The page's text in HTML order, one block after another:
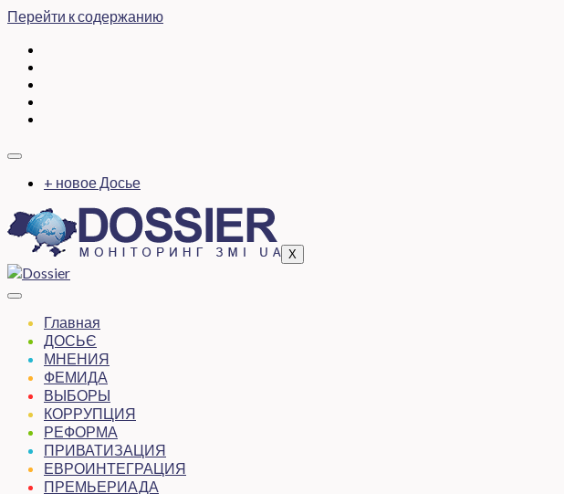
Перейти к содержанию
+ новое Досье
X
Главная
ДОСЬЄ
МНЕНИЯ
ФЕМИДА
ВЫБОРЫ
КОРРУПЦИЯ
РЕФОРМА
ПРИВАТИЗАЦИЯ
ЕВРОИНТЕГРАЦИЯ
ПРЕМЬЕРИАДА